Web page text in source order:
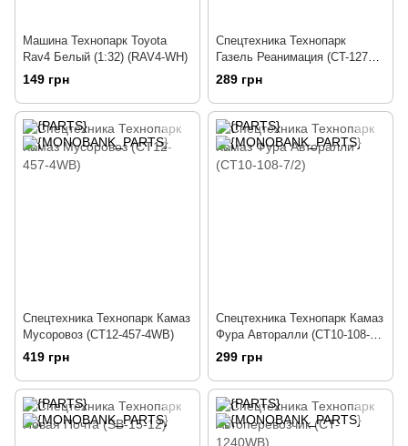
Машина Технопарк Toyota
Rav4 Белый (1:32) (RAV4-WH)
149 грн
Спецтехника Технопарк
Газель Реанимация (CT-1276-
1U)
289 грн
Спецтехника Технопарк Камаз
Мусоровоз (CT12-457-4WB)
419 грн
Спецтехника Технопарк Камаз
Фура Авторалли (CT10-108-
7/2)
299 грн